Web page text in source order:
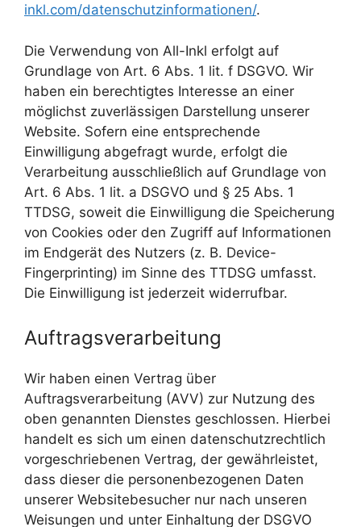
inkl.com/datenschutzinformationen/.
Die Verwendung von All-Inkl erfolgt auf
Grundlage von Art. 6 Abs. 1 lit. f DSGVO. Wir
haben ein berechtigtes Interesse an einer
möglichst zuverlässigen Darstellung unserer
Website. Sofern eine entsprechende
Einwilligung abgefragt wurde, erfolgt die
Verarbeitung ausschließlich auf Grundlage von
Art. 6 Abs. 1 lit. a DSGVO und § 25 Abs. 1
TTDSG, soweit die Einwilligung die Speicherung
von Cookies oder den Zugriff auf Informationen
im Endgerät des Nutzers (z. B. Device-
Fingerprinting) im Sinne des TTDSG umfasst.
Die Einwilligung ist jederzeit widerrufbar.
Auftragsverarbeitung
Wir haben einen Vertrag über
Auftragsverarbeitung (AVV) zur Nutzung des
oben genannten Dienstes geschlossen. Hierbei
handelt es sich um einen datenschutzrechtlich
vorgeschriebenen Vertrag, der gewährleistet,
dass dieser die personenbezogenen Daten
unserer Websitebesucher nur nach unseren
Weisungen und unter Einhaltung der DSGVO